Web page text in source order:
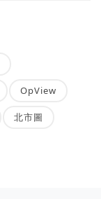
OpView
北市圖